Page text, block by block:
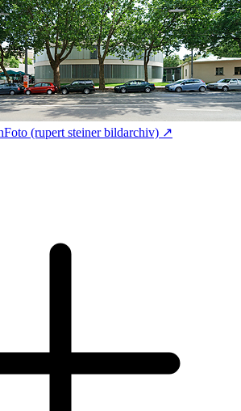
(rupert steiner bildarchiv) ↗